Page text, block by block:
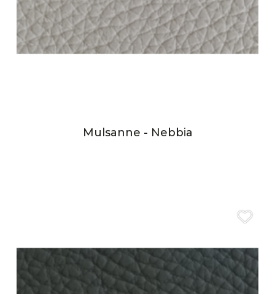
Mulsanne - Nebbia